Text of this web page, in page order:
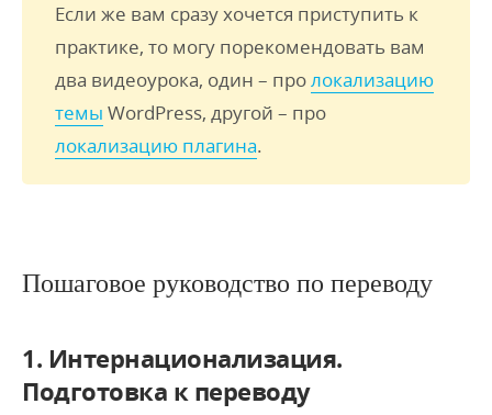
Если же вам сразу хочется приступить к
практике, то могу порекомендовать вам
два видеоурока, один – пролокализацию
темы WordPress, другой – про
локализацию плагина.
Пошаговое руководство по переводу
1. Интернационализация.
Подготовка к переводу